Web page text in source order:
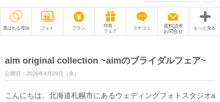
選ばれる理由 フォト プラン
特典・
フェア
クチコミ
資料請求
お問合せ
もっと見る
衣装 ムービー
aim original collection ~aimのブライダルフェア~
公開日：2026年4月29日（水）
こんにちは、北海道札幌市にあるウェディングフォトスタジオa